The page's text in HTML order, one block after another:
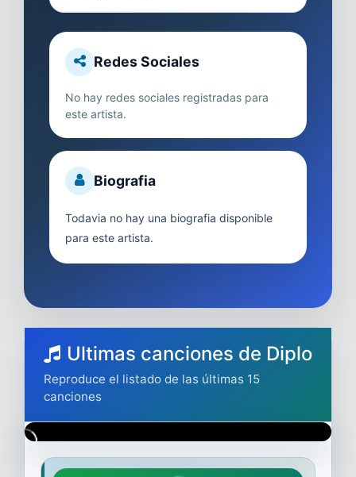
Redes Sociales
No hay redes sociales registradas para
este artista.
Biografia
Todavia no hay una biografia disponible
para este artista.
Ultimas canciones de Diplo
Reproduce el listado de las últimas 15
canciones